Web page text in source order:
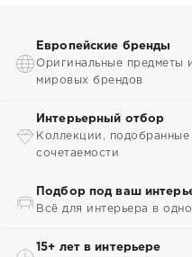
Европейские бренды
Оригинальные предметы
мировых брендов
Интерьерный отбор
Коллекции, подобранные
сочетаемости
Подбор под ваш
Всё для интерьера в
15+ лет в интерьере